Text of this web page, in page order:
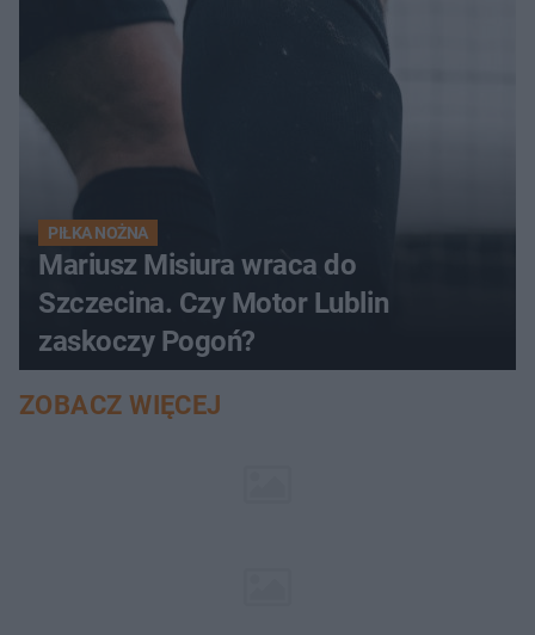
PIŁKA NOŻNA
Mariusz Misiura wraca do
Szczecina. Czy Motor Lublin
zaskoczy Pogoń?
ZOBACZ WIĘCEJ